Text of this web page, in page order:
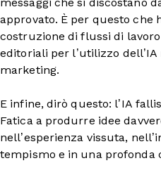
messaggi che si discostano
approvato. È per questo che
costruzione di flussi di
editoriali per l’utilizzo
marketing.
E infine, dirò questo: l’IA
Fatica a produrre idee
nell’esperienza vissuta,
tempismo e in una profonda